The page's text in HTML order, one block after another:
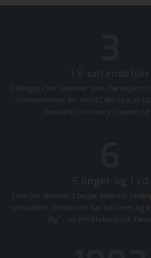
TV-udsendelser
Deltaget i tre sæsoner som clairvoyant i
”Fornemmelser for mord”, der bl.a. er
Danmark, Discovery Channel og
5 bøger og 1 cd
Tove har skrevet 5 bøger indenfor
spiritualitet. Derudover har hun lavet og
dig” – en meditations-cd,